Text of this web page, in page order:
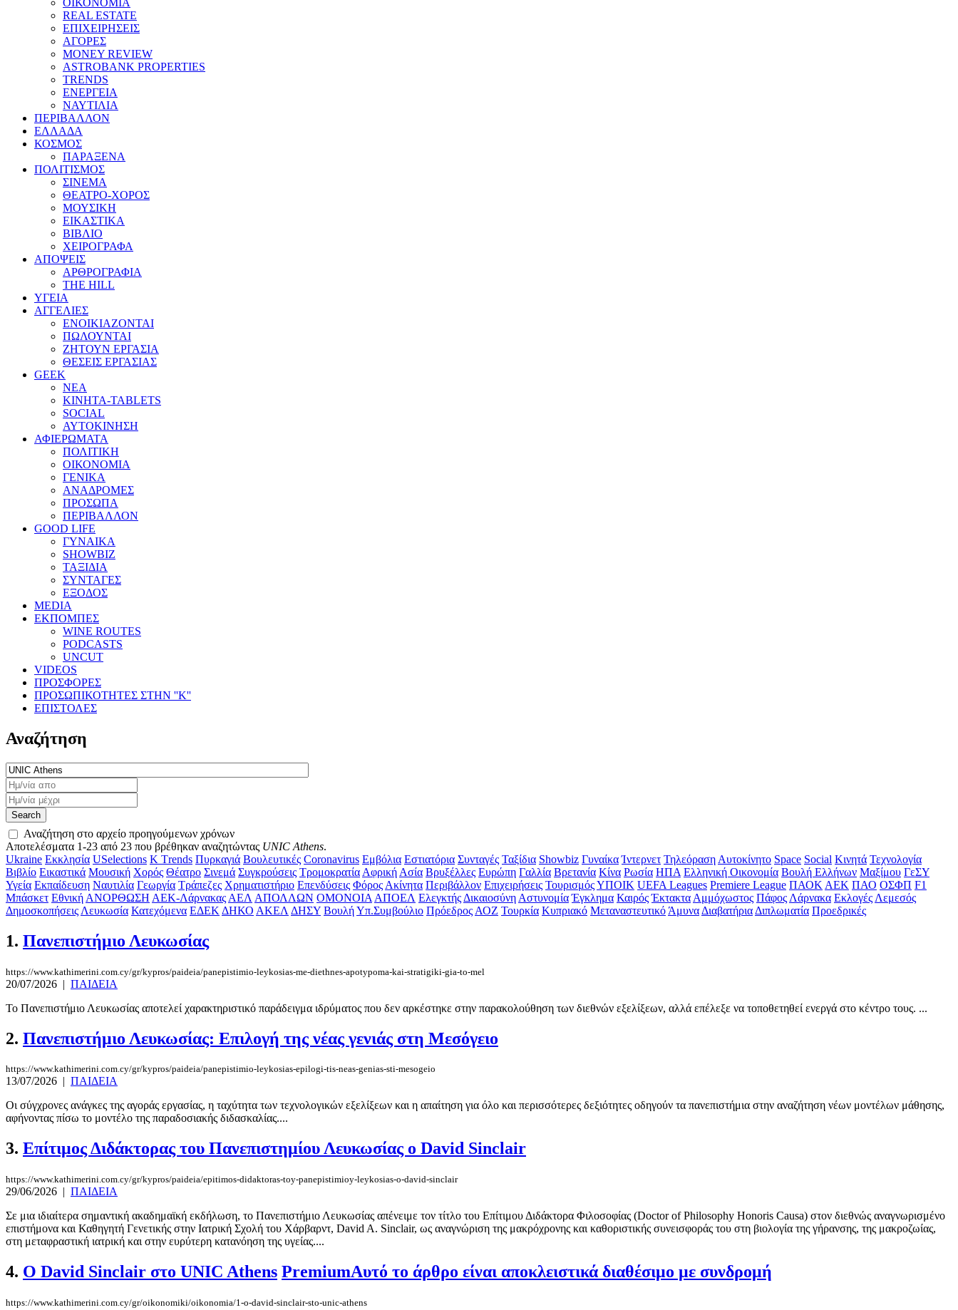
ΟΙΚΟΝΟΜΙΑ
REAL ESTATE
ΕΠΙΧΕΙΡΗΣΕΙΣ
ΑΓΟΡΕΣ
MONEY REVIEW
ASTROBANK PROPERTIES
TRENDS
ΕΝΕΡΓΕΙΑ
ΝΑΥΤΙΛΙΑ
ΠΕΡΙΒΑΛΛΟΝ
ΕΛΛΑΔΑ
ΚΟΣΜΟΣ
ΠΑΡΑΞΕΝΑ
ΠΟΛΙΤΙΣΜΟΣ
ΣΙΝΕΜΑ
ΘΕΑΤΡΟ-ΧΟΡΟΣ
ΜΟΥΣΙΚΗ
ΕΙΚΑΣΤΙΚΑ
ΒΙΒΛΙΟ
ΧΕΙΡΟΓΡΑΦΑ
ΑΠΟΨΕΙΣ
ΑΡΘΡΟΓΡΑΦΙΑ
THE HILL
ΥΓΕΙΑ
ΑΓΓΕΛΙΕΣ
ΕΝΟΙΚΙΑΖΟΝΤΑΙ
ΠΩΛΟΥΝΤΑΙ
ΖΗΤΟΥΝ ΕΡΓΑΣΙΑ
ΘΕΣΕΙΣ ΕΡΓΑΣΙΑΣ
GEEK
ΝΕΑ
ΚΙΝΗΤΑ-TABLETS
SOCIAL
ΑΥΤΟΚΙΝΗΣΗ
ΑΦΙΕΡΩΜΑΤΑ
ΠΟΛΙΤΙΚΗ
ΟΙΚΟΝΟΜΙΑ
ΓΕΝΙΚΑ
ΑΝΑΔΡΟΜΕΣ
ΠΡΟΣΩΠΑ
ΠΕΡΙΒΑΛΛΟΝ
GOOD LIFE
ΓΥΝΑΙΚΑ
SHOWBIZ
ΤΑΞΙΔΙΑ
ΣΥΝΤΑΓΕΣ
ΕΞΟΔΟΣ
MEDIA
ΕΚΠΟΜΠΕΣ
WINE ROUTES
PODCASTS
UNCUT
VIDEOS
ΠΡΟΣΦΟΡΕΣ
ΠΡΟΣΩΠΙΚΟΤΗΤΕΣ ΣΤΗΝ ''Κ''
ΕΠΙΣΤΟΛΕΣ
Αναζήτηση
Αναζήτηση στο αρχείο προηγούμενων χρόνων
Αποτελέσματα 1-23 από 23 που βρέθηκαν αναζητώντας UNIC Athens.
Ukraine Εκκλησία USelections K Τrends Πυρκαγιά Βουλευτικές Coronavirus Εμβόλια Εστιατόρια Συνταγές Ταξίδια Showbiz Γυναίκα Ίντερνετ Τηλεόραση Αυτοκίνητο Space Social Κινητά Τεχνολογία
Βιβλίο Εικαστικά Μουσική Χορός Θέατρο Σινεμά Συγκρούσεις Τρομοκρατία Αφρική Ασία Βρυξέλλες Ευρώπη Γαλλία Βρετανία Κίνα Ρωσία ΗΠΑ Ελληνική Οικονομία Βουλή Ελλήνων Μαξίμου ΓεΣΥ
Υγεία Εκπαίδευση Ναυτιλία Γεωργία Τράπεζες Χρηματιστήριο Επενδύσεις Φόρος Ακίνητα Περιβάλλον Επιχειρήσεις ΤουρισμόςΥΠΟΙΚ UEFA Leagues Premiere League ΠΑΟΚ ΑΕΚ ΠΑΟ ΟΣΦΠ F1
Μπάσκετ Εθνική ΑΝΟΡΘΩΣΗ ΑΕΚ-Λάρνακας ΑΕΛ ΑΠΟΛΛΩΝ ΟΜΟΝΟΙΑ ΑΠΟΕΛ Ελεγκτής Δικαιοσύνη Αστυνομία Έγκλημα Καιρός Έκτακτα Αμμόχωστος Πάφος Λάρνακα Εκλογές Λεμεσός
Δημοσκοπήσεις Λευκωσία Κατεχόμενα ΕΔΕΚ ΔΗΚΟ ΑΚΕΛ ΔΗΣΥ ΒουλήΥπ.Συμβούλιο Πρόεδρος ΑΟΖ Τουρκία Κυπριακό Μεταναστευτικό Άμυνα Διαβατήρια Διπλωματία Προεδρικές
1. Πανεπιστήμιο Λευκωσίας
https://www.kathimerini.com.cy/gr/kypros/paideia/panepistimio-leykosias-me-diethnes-apotypoma-kai-stratigiki-gia-to-mel
20/07/2026 | ΠΑΙΔΕΙΑ
Το Πανεπιστήμιο Λευκωσίας αποτελεί χαρακτηριστικό παράδειγμα ιδρύματος που δεν αρκέστηκε στην παρακολούθηση των διεθνών εξελίξεων, αλλά επέλεξε να τοποθετηθεί ενεργά στο κέντρο τους. ...
2. Πανεπιστήμιο Λευκωσίας: Επιλογή της νέας γενιάς στη Μεσόγειο
https://www.kathimerini.com.cy/gr/kypros/paideia/panepistimio-leykosias-epilogi-tis-neas-genias-sti-mesogeio
13/07/2026 | ΠΑΙΔΕΙΑ
Οι σύγχρονες ανάγκες της αγοράς εργασίας, η ταχύτητα των τεχνολογικών εξελίξεων και η απαίτηση για όλο και περισσότερες δεξιότητες οδηγούν τα πανεπιστήμια στην αναζήτηση νέων μοντέλων μάθησης,
αφήνοντας πίσω το μοντέλο της παραδοσιακής διδασκαλίας....
3. Επίτιμος Διδάκτορας του Πανεπιστημίου Λευκωσίας ο David Sinclair
https://www.kathimerini.com.cy/gr/kypros/paideia/epitimos-didaktoras-toy-panepistimioy-leykosias-o-david-sinclair
29/06/2026 | ΠΑΙΔΕΙΑ
Σε μια ιδιαίτερα σημαντική ακαδημαϊκή εκδήλωση, το Πανεπιστήμιο Λευκωσίας απένειμε τον τίτλο του Επίτιμου Διδάκτορα Φιλοσοφίας (Doctor of Philosophy Honoris Causa) στον διεθνώς αναγνωρισμένο
επιστήμονα και Καθηγητή Γενετικής στην Ιατρική Σχολή του Χάρβαρντ, David A. Sinclair, ως αναγνώριση της μακρόχρονης και καθοριστικής συνεισφοράς του στη βιολογία της γήρανσης, της μακροζωίας,
στη μεταφραστική ιατρική και στην ευρύτερη κατανόηση της υγείας....
4. Ο David Sinclair στο UNIC Athens PremiumΑυτό το άρθρο είναι αποκλειστικά διαθέσιμο με συνδρομή
https://www.kathimerini.com.cy/gr/oikonomiki/oikonomia/1-o-david-sinclair-sto-unic-athens